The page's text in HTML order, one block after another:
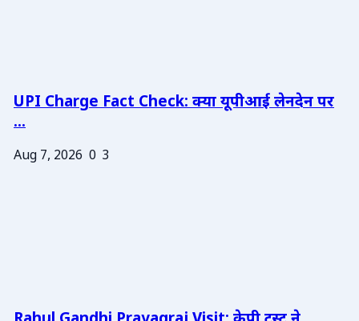
UPI Charge Fact Check: क्या यूपीआई लेनदेन पर
...
Aug 7, 2026 0 3